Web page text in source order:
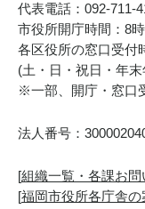
代表電話：092-711-
市役所開庁時間：8
各区役所の窓口受付
(土・日・祝日・年
※一部、開庁・窓口
法人番号：
[組織一覧・各課お
[福岡市役所各庁舎